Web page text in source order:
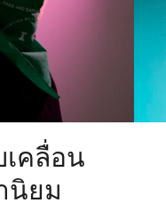
เคลื่อน
นิยม